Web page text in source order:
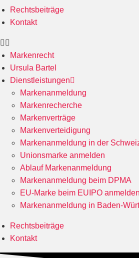
Rechtsbeiträge
Kontakt
Markenrecht
Ursula Bartel
Dienstleistungen
Markenanmeldung
Markenrecherche
Markenverträge
Markenverteidigung
Markenanmeldung in der
Unionsmarke anmelden
Ablauf Markenanmeldung
Markenanmeldung beim DPMA
EU-Marke beim EUIPO anmelden
Markenanmeldung in Baden-
Rechtsbeiträge
Kontakt